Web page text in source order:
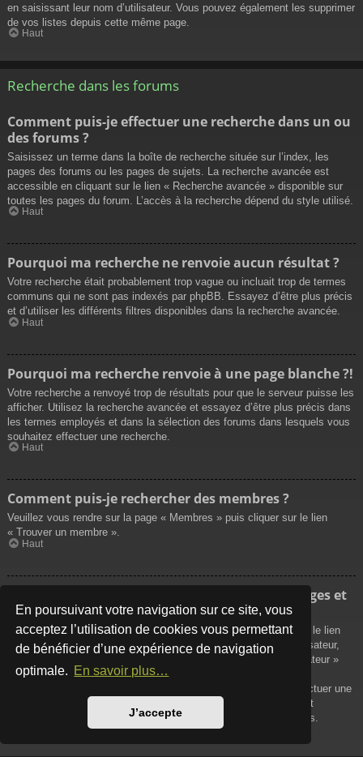
En poursuivant votre navigation sur ce site, vous
acceptez l’utilisation de cookies vous permettant
de bénéficier d’une expérience de navigation
optimale. En savoir plus…
J’accepte
en saisissant leur nom d’utilisateur. Vous pouvez également les supprimer
de vos listes depuis cette même page.
Haut
Recherche dans les forums
Comment puis-je effectuer une recherche dans un ou
des forums ?
Saisissez un terme dans la boîte de recherche située sur l’index, les
pages des forums ou les pages de sujets. La recherche avancée est
accessible en cliquant sur le lien « Recherche avancée » disponible sur
toutes les pages du forum. L’accès à la recherche dépend du style utilisé.
Haut
Pourquoi ma recherche ne renvoie aucun résultat ?
Votre recherche était probablement trop vague ou incluait trop de termes
communs qui ne sont pas indexés par phpBB. Essayez d’être plus précis
et d’utiliser les différents filtres disponibles dans la recherche avancée.
Haut
Pourquoi ma recherche renvoie à une page blanche ?!
Votre recherche a renvoyé trop de résultats pour que le serveur puisse les
afficher. Utilisez la recherche avancée et essayez d’être plus précis dans
les termes employés et dans la sélection des forums dans lesquels vous
souhaitez effectuer une recherche.
Haut
Comment puis-je rechercher des membres ?
Veuillez vous rendre sur la page « Membres » puis cliquer sur le lien
« Trouver un membre ».
Haut
Comment puis-je retrouver mes propres messages et
sujets ?
Vos propres messages peuvent être affichés soit en cliquant sur le lien
« Afficher vos messages » dans le panneau de contrôle de l’utilisateur,
soit en cliquant sur le lien « Rechercher les messages de l’utilisateur »
sur la page de votre propre profil ou soit en cliquant sur le menu
« Raccourcis » situé sur la partie supérieure du forum. Pour effectuer une
recherche de vos propres sujets, utilisez la recherche avancée et
remplissez convenablement les options qui vous sont disponibles.